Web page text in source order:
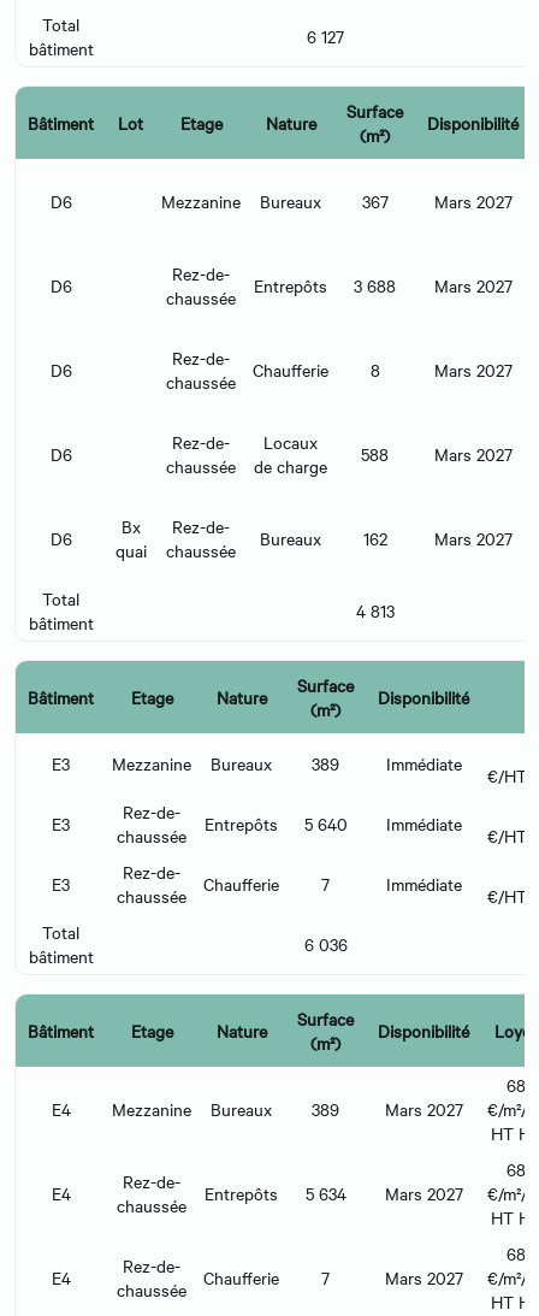
Total
bâtiment
6 127
Bâtiment Lot Etage Nature
Surface
(m²)
Disponibilité
D6 Mezzanine Bureaux 367 Mars 2027
D6
Rez-de-
chaussée
Entrepôts 3 688 Mars 2027
D6
Rez-de-
chaussée
Chaufferie 8 Mars 2027
D6
Rez-de-
chaussée
Locaux
de charge
588 Mars 2027
D6
Bx
quai
Rez-de-
chaussée
Bureaux 162 Mars 2027
Total
bâtiment
4 813
Bâtiment Etage Nature
Surface
(m²)
Disponibilité
E3 Mezzanine Bureaux 389 Immédiate
€/HT/
E3
Rez-de-
chaussée
Entrepôts 5 640 Immédiate
€/HT/
E3
Rez-de-
chaussée
Chaufferie 7 Immédiate
€/HT/
Total
bâtiment
6 036
Bâtiment Etage Nature
Surface
(m²)
Disponibilité Loyer
E4 Mezzanine Bureaux 389 Mars 2027
68
€/m²/
HT
E4
Rez-de-
chaussée
Entrepôts 5 634 Mars 2027
68
€/m²/
HT
E4
Rez-de-
chaussée
Chaufferie 7 Mars 2027
68
€/m²/
HT